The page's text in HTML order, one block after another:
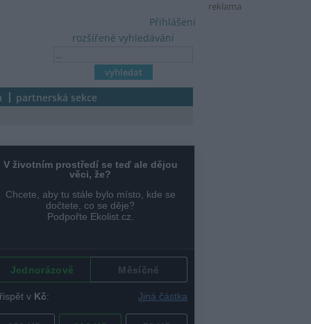
reklama
rozšířené vyhledávání
Přihlášení
partnerská sekce